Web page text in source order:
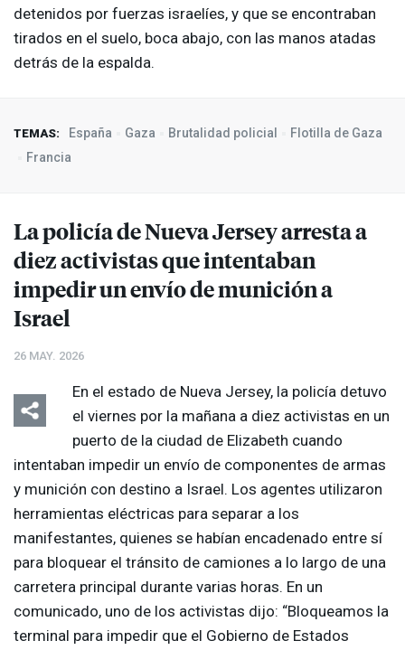
detenidos por fuerzas israelíes, y que se encontraban
tirados en el suelo, boca abajo, con las manos atadas
detrás de la espalda.
TEMAS: España Gaza Brutalidad policial
Flotilla de Gaza
Francia
La policía de Nueva Jersey arresta a
diez activistas que intentaban
impedir un envío de munición a
Israel
26 MAY. 2026
En el estado de Nueva Jersey, la policía detuvo
el viernes por la mañana a diez activistas en un
puerto de la ciudad de Elizabeth cuando
intentaban impedir un envío de componentes de armas
y munición con destino a Israel. Los agentes utilizaron
herramientas eléctricas para separar a los
manifestantes, quienes se habían encadenado entre sí
para bloquear el tránsito de camiones a lo largo de una
carretera principal durante varias horas. En un
comunicado, uno de los activistas dijo: “Bloqueamos la
terminal para impedir que el Gobierno de Estados